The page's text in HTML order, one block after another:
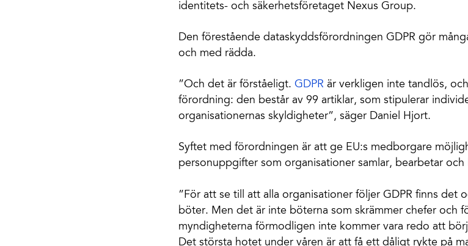
identitets- och säkerhetsföretaget Nexus Group.
Den förestående dataskyddsförordningen GDPR gör
och med rädda.
”Och det är förståeligt. GDPR är verkligen inte tandlös,
förordning: den består av 99 artiklar, som stipulerar
organisationernas skyldigheter”, säger Daniel Hjort.
Syftet med förordningen är att ge EU:s medborgare
personuppgifter som organisationer samlar, bearbetar och
”För att se till att alla organisationer följer GDPR finns det
böter. Men det är inte böterna som skrämmer chefer och
myndigheterna förmodligen inte kommer vara redo att
Det största hotet under våren är att få ett dåligt rykte på